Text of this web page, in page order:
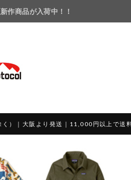
作商品が入荷中！！
）｜大阪より発送｜11,000円以上で送